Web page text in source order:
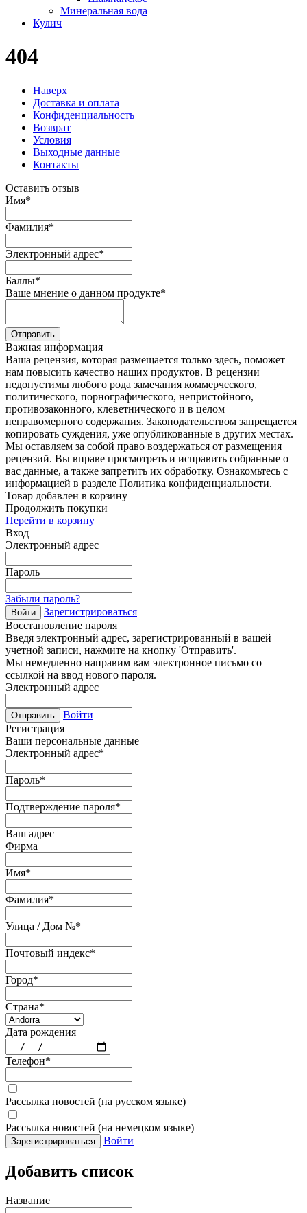
Минеральная вода
Кулич
404
Наверх
Доставка и оплата
Конфиденциальность
Возврат
Условия
Выходные данные
Контакты
Оставить отзыв
Имя*
Фамилия*
Электронный адрес*
Баллы*
Ваше мнение о данном продукте*
Отправить
Важная информация
Ваша рецензия, которая размещается только здесь, поможет
нам повысить качество наших продуктов. В рецензии
недопустимы любого рода замечания коммерческого,
политического, порнографического, непристойного,
противозаконного, клеветнического и в целом
неправомерного содержания. Законодательством запрещается
копировать суждения, уже опубликованные в других местах.
Мы оставляем за собой право воздержаться от размещения
рецензий. Вы вправе просмотреть и исправить собранные о
вас данные, а также запретить их обработку. Ознакомьтесь с
информацией в разделе Политика конфиденциальности.
Товар добавлен в корзину
Продолжить покупки
Перейти в корзину
Вход
Электронный адрес
Пароль
Забыли пароль?
Войти
Зарегистрироваться
Восстановление пароля
Введя электронный адрес, зарегистрированный в вашей
учетной записи, нажмите на кнопку 'Отправить'.
Мы немедленно направим вам электронное письмо со
ссылкой на ввод нового пароля.
Электронный адрес
Отправить
Войти
Регистрация
Ваши персональные данные
Электронный адрес*
Пароль*
Подтверждение пароля*
Ваш адрес
Фирма
Имя*
Фамилия*
Улица / Дом №*
Почтовый индекс*
Город*
Страна*
Дата рождения
Телефон*
Рассылка новостей (на русском языке)
Рассылка новостей (на немецком языке)
Зарегистрироваться Войти
Добавить список
Название